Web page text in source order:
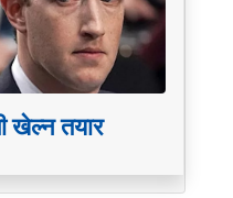
खेल्न तयार